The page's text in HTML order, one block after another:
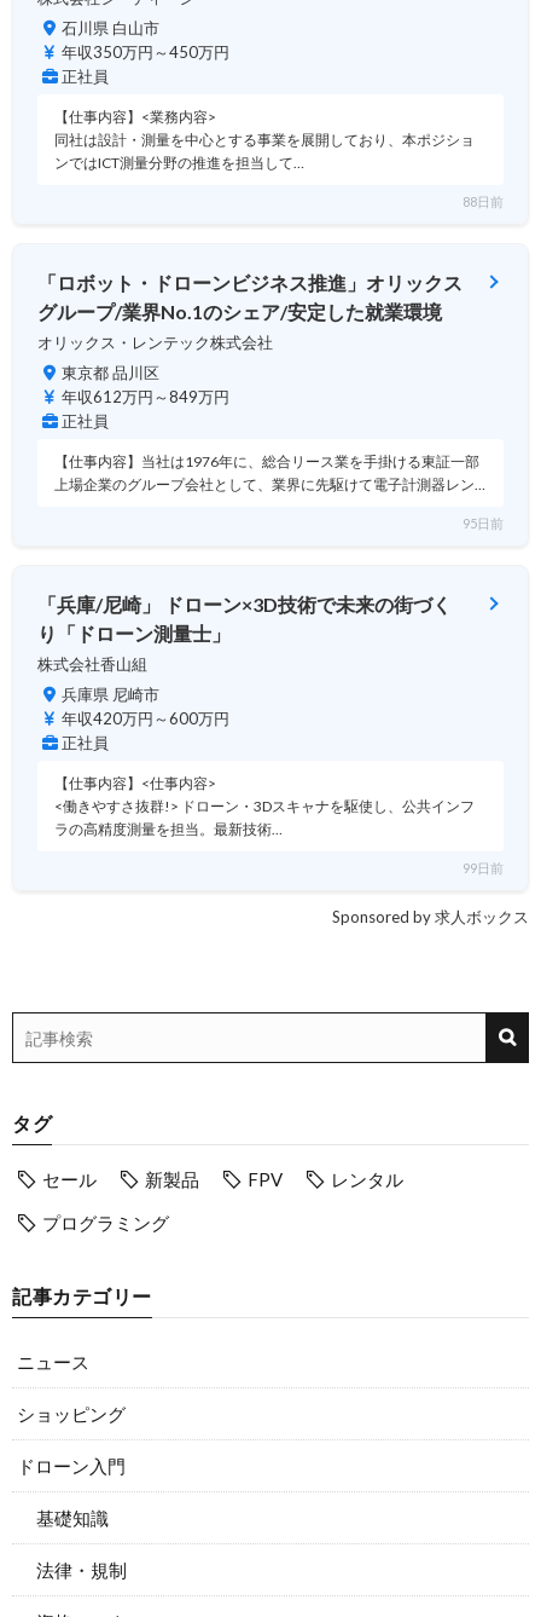
石川県 白山市
年収350万円～450万円
正社員
【仕事内容】<業務内容>
同社は設計・測量を中心とする事業を展開しており、本ポジショ
ンではICT測量分野の推進を担当して…
88日前
「ロボット・ドローンビジネス推進」オリックス
グループ/業界No.1のシェア/安定した就業環境
オリックス・レンテック株式会社
東京都 品川区
年収612万円～849万円
正社員
【仕事内容】当社は1976年に、総合リース業を手掛ける東証一部
上場企業のグループ会社として、業界に先駆けて電子計測器レン…
95日前
「兵庫/尼崎」 ドローン×3D技術で未来の街づく
り「ドローン測量士」
株式会社香山組
兵庫県 尼崎市
年収420万円～600万円
正社員
【仕事内容】<仕事内容>
<働きやすさ抜群!> ドローン・3Dスキャナを駆使し、公共インフ
ラの高精度測量を担当。最新技術…
99日前
Sponsored by 求人ボックス
タグ
セール 新製品 FPV
レンタル
プログラミング
記事カテゴリー
ニュース
ショッピング
ドローン入門
基礎知識
法律・規制